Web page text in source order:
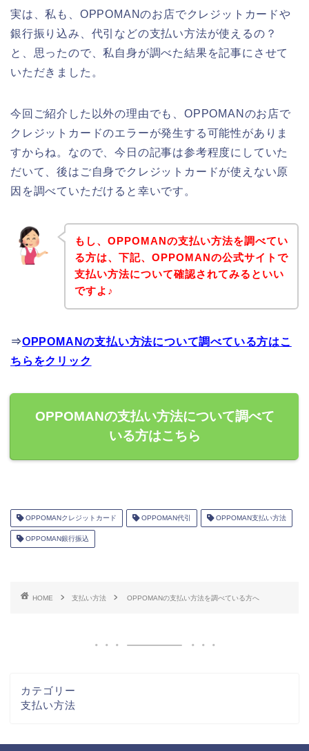
実は、私も、OPPOMANのお店でクレジットカードや
銀行振り込み、代引などの支払い方法が使えるの？
と、思ったので、私自身が調べた結果を記事にさせて
いただきました。
今回ご紹介した以外の理由でも、OPPOMANのお店で
クレジットカードのエラーが発生する可能性がありま
すからね。なので、今日の記事は参考程度にしていた
だいて、後はご自身でクレジットカードが使えない原
因を調べていただけると幸いです。
もし、OPPOMANの支払い方法を調べてい
る方は、下記、OPPOMANの公式サイトで
支払い方法について確認されてみるといい
ですよ♪
⇒OPPOMANの支払い方法について調べている方はこ
ちらをクリック
OPPOMANの支払い方法について調べて
いる方はこちら
OPPOMANクレジットカード OPPOMAN代引 OPPOMAN支払い方法
OPPOMAN銀行振込
HOME 支払い方法 OPPOMANの支払い方法を調べている方へ
カテゴリー
支払い方法